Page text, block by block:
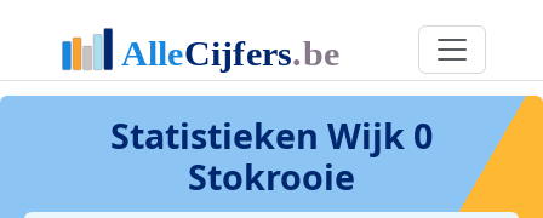
Statistieken Wijk 0
Stokrooie